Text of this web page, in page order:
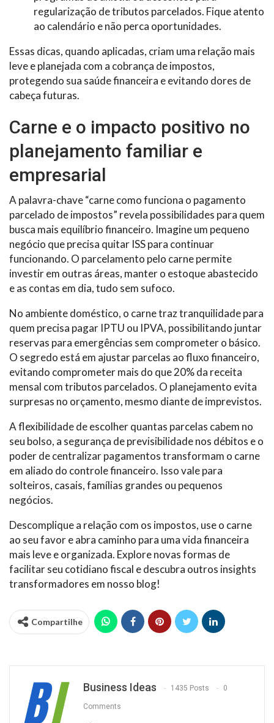
regularização de tributos parcelados. Fique atento
ao calendário e não perca oportunidades.
Essas dicas, quando aplicadas, criam uma relação mais
leve e planejada com a cobrança de impostos,
protegendo sua saúde financeira e evitando dores de
cabeça futuras.
Carne e o impacto positivo no
planejamento familiar e
empresarial
A palavra-chave “carne como funciona o pagamento
parcelado de impostos” revela possibilidades para quem
busca mais equilíbrio financeiro. Imagine um pequeno
negócio que precisa quitar ISS para continuar
funcionando. O parcelamento pelo carne permite
investir em outras áreas, manter o estoque abastecido
e as contas em dia, tudo sem sufoco.
No ambiente doméstico, o carne traz tranquilidade para
quem precisa pagar IPTU ou IPVA, possibilitando juntar
reservas para emergências sem comprometer o básico.
O segredo está em ajustar parcelas ao fluxo financeiro,
evitando comprometer mais do que 20% da receita
mensal com tributos parcelados. O planejamento evita
surpresas no orçamento, mesmo diante de imprevistos.
A flexibilidade de escolher quantas parcelas cabem no
seu bolso, a segurança de previsibilidade nos débitos e o
poder de centralizar pagamentos transformam o carne
em aliado do controle financeiro. Isso vale para
solteiros, casais, famílias grandes ou pequenos
negócios.
Descomplique a relação com os impostos, use o carne
ao seu favor e abra caminho para uma vida financeira
mais leve e organizada. Explore novas formas de
facilitar seu cotidiano fiscal e descubra outros insights
transformadores em nosso blog!
Compartilhe
Business Ideas 1435 Posts 0
Comments